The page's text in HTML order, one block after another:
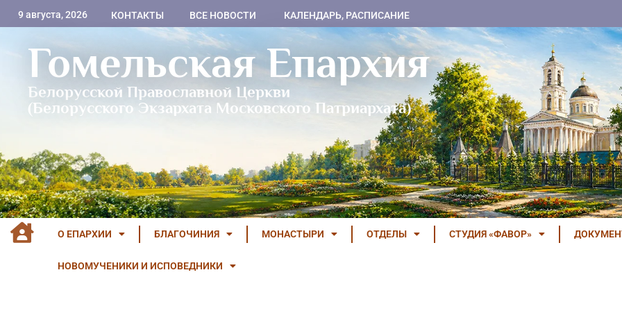
9 августа, 2026 КОНТАКТЫ ВСЕ НОВОСТИ КАЛЕНДАРЬ, РАСПИСАНИЕ
Гомельская Епархия
Белорусской Православной Церкви
(Белорусского Экзархата Московского Патриархата)
О ЕПАРХИИ БЛАГОЧИНИЯ МОНАСТЫРИ ОТДЕЛЫ СТУДИЯ «ФАВОР»
НОВОМУЧЕНИКИ И ИСПОВЕДНИКИ